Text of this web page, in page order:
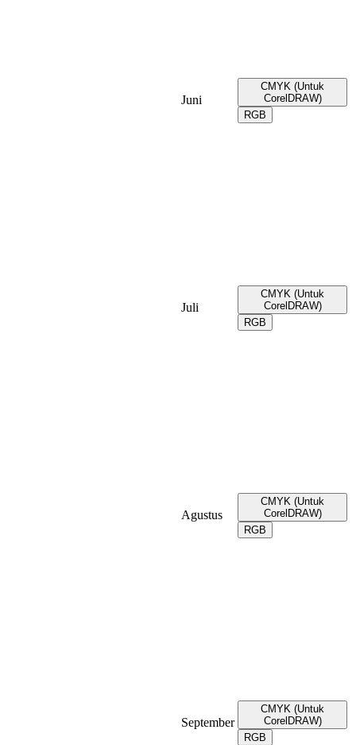
Juni
CMYK (Untuk
CorelDRAW)
RGB
Juli
CMYK (Untuk
CorelDRAW)
RGB
Agustus
CMYK (Untuk
CorelDRAW)
RGB
September
CMYK (Untuk
CorelDRAW)
RGB